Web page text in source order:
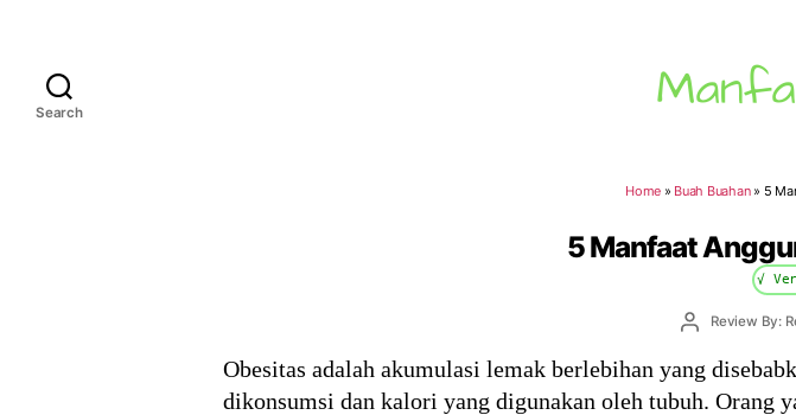
Search
Home » Buah Buahan» 5
5 Manfaat
√
PostReview By:
Obesitas adalah akumulasi lemak berlebihan yang
dikonsumsi dan kalori yang digunakan oleh tubuh. Orang